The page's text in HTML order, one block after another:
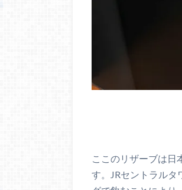
ここのリザーブは日
す。JRセントラル